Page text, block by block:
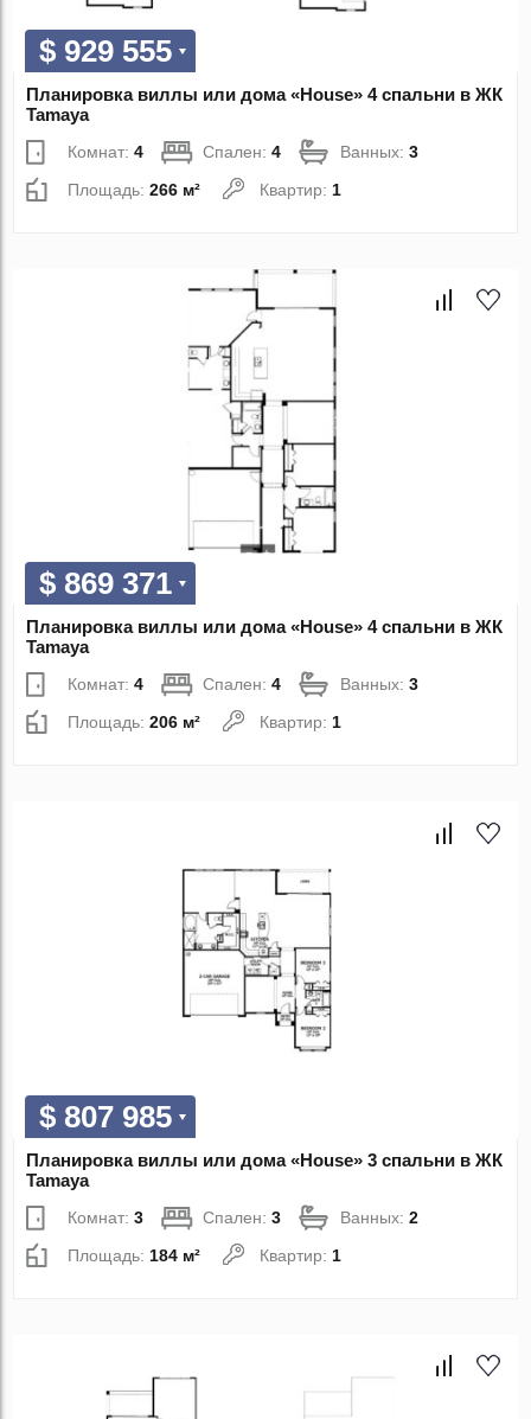
$ 929 555
Планировка виллы или дома «House» 4 спальни в ЖК
Tamaya
Комнат:4 Спален:4 Ванных:3
Площадь:266 м² Квартир: 1
$ 869 371
Планировка виллы или дома «House» 4 спальни в ЖК
Tamaya
Комнат:4 Спален:4 Ванных:3
Площадь:206 м² Квартир:1
$ 807 985
Планировка виллы или дома «House» 3 спальни в ЖК
Tamaya
Комнат:3 Спален:3 Ванных:2
Площадь: 184 м² Квартир: 1